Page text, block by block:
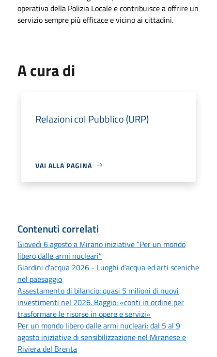
operativa della Polizia Locale e contribuisce a offrire un
servizio sempre più efficace e vicino ai cittadini.
A cura di
Relazioni col Pubblico (URP)
VAI ALLA PAGINA
Contenuti correlati
Giovedì 6 agosto a Mirano iniziative “Per un mondo
libero dalle armi nucleari”
Giardini d'acqua 2026 - Luoghi d’acqua ed arti sceniche
nel paesaggio
Assestamento di bilancio: quasi 5 milioni di nuovi
investimenti nel 2026. Baggio: «conti in ordine per
trasformare le risorse in opere e servizi»
Per un mondo libero dalle armi nucleari: dal 5 al 9
agosto iniziative di sensibilizzazione nel Miranese e
Riviera del Brenta